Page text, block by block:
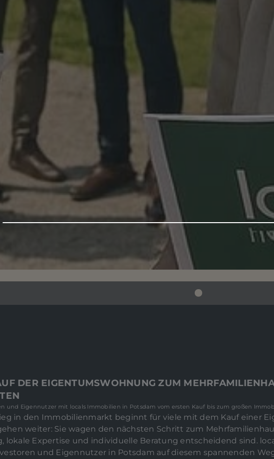
DER EIGENTUMSWOHNUNG ZUM
und Eigennutzer mit locals Immobilien in Potsdam vom ersten Kauf bis zum großen
in den Immobilienmarkt beginnt für viele mit dem Kauf einer
weiter: Sie wagen den nächsten Schritt zum
lokale Expertise und individuelle Beratung entscheidend sind.
und Eigennutzer in Potsdam auf diesem spannenden